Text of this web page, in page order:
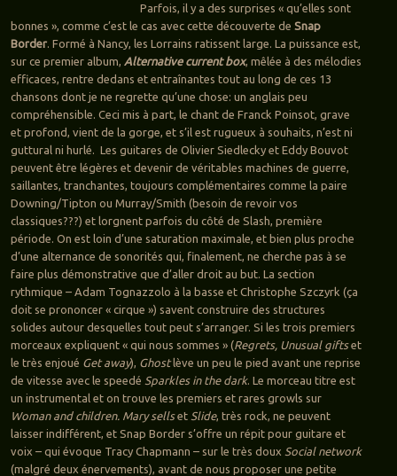
Parfois, il y a des surprises « qu’elles sont
bonnes », comme c’est le cas avec cette découverte de Snap
Border. Formé à Nancy, les Lorrains ratissent large. La puissance est,
sur ce premier album, Alternative current box, mêlée à des mélodies
efficaces, rentre dedans et entraînantes tout au long de ces 13
chansons dont je ne regrette qu’une chose: un anglais peu
compréhensible. Ceci mis à part, le chant de Franck Poinsot, grave
et profond, vient de la gorge, et s’il est rugueux à souhaits, n’est ni
guttural ni hurlé. Les guitares de Olivier Siedlecky et Eddy Bouvot
peuvent être légères et devenir de véritables machines de guerre,
saillantes, tranchantes, toujours complémentaires comme la paire
Downing/Tipton ou Murray/Smith (besoin de revoir vos
classiques???) et lorgnent parfois du côté de Slash, première
période. On est loin d’une saturation maximale, et bien plus proche
d’une alternance de sonorités qui, finalement, ne cherche pas à se
faire plus démonstrative que d’aller droit au but. La section
rythmique – Adam Tognazzolo à la basse et Christophe Szczyrk (ça
doit se prononcer « cirque ») savent construire des structures
solides autour desquelles tout peut s’arranger. Si les trois premiers
morceaux expliquent « qui nous sommes » (Regrets, Unusual giftset
le très enjoué Get away), Ghostlève un peu le pied avant une reprise
de vitesse avec le speedé Sparkles in the dark. Le morceau titre est
un instrumental et on trouve les premiers et rares growls sur
Woman and children. Mary sellsetSlide, très rock, ne peuvent
laisser indifférent, et Snap Border s’offre un répit pour guitare et
voix – qui évoque Tracy Chapmann – sur le très doux Social network
(malgré deux énervements), avant de nous proposer une petite